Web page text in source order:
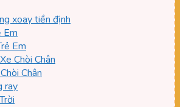
xoay tiền định
Em
Em
Chòi Chân
Chân
ray